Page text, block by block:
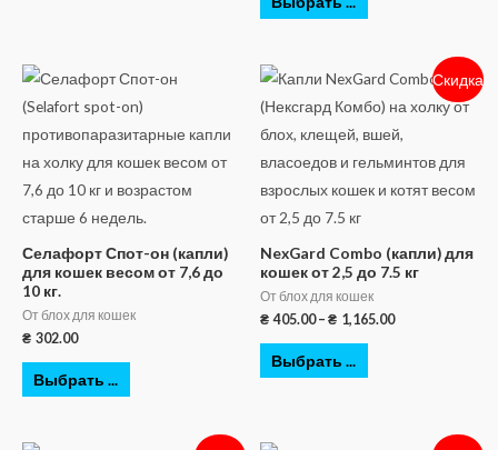
Селафорт Спот-он (капли)
для кошек весом от 7,6 до
10 кг.
От блох для кошек
₴ 302.00
Выбрать ...
Скидка
NexGard Combo (капли) для
кошек от 2,5 до 7.5 кг
От блох для кошек
₴ 405.00– ₴ 1,165.00
Выбрать ...